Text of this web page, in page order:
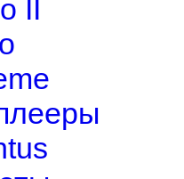
II